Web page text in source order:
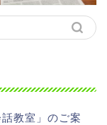
教室」のご案